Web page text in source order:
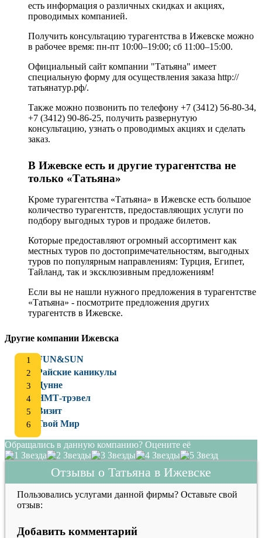
есть информация о различных скидках и акциях,
проводимых компанией.
Получить консультацию турагентства в Ижевске можно
в рабочее время: пн-пт 10:00–19:00; сб 11:00–15:00.
Официальный сайт компании "Татьяна" имеет
специальную форму для осуществления заказа http://
татьянатур.рф/.
Также можно позвонить по телефону +7 (3412) 56-80-34,
+7 (3412) 90-86-25, получить развернутую
консультацию, узнать о проводимых акциях и сделать
заказ.
В Ижевске есть и другие турагентства не
только «Татьяна»
Кроме турагентства «Татьяна» в Ижевске есть большое
количество турагентств, предоставляющих услуги по
подбору выгодных туров и продаже билетов.
Которые предоставляют огромный ассортимент как
местных туров по достопримечательностям, выгодных
туров по популярным направлениям: Турция, Египет,
Тайланд, так и эксклюзивным предложениям!
Если вы не нашли нужного предложения в турагентстве
«Татьяна» - посмотрите предложения других
турагентств в Ижевске.
Другие компании Ижевска
FUN&SUN
Райские каникулы
Дунне
НМТ-трэвел
Визит
Твой Мир
Обращались в данную компанию? Оцените её
Отзывы о Татьяна в Ижевске
Пользовались услугами данной фирмы? Оставьте свой
отзыв:
Добавить комментарий